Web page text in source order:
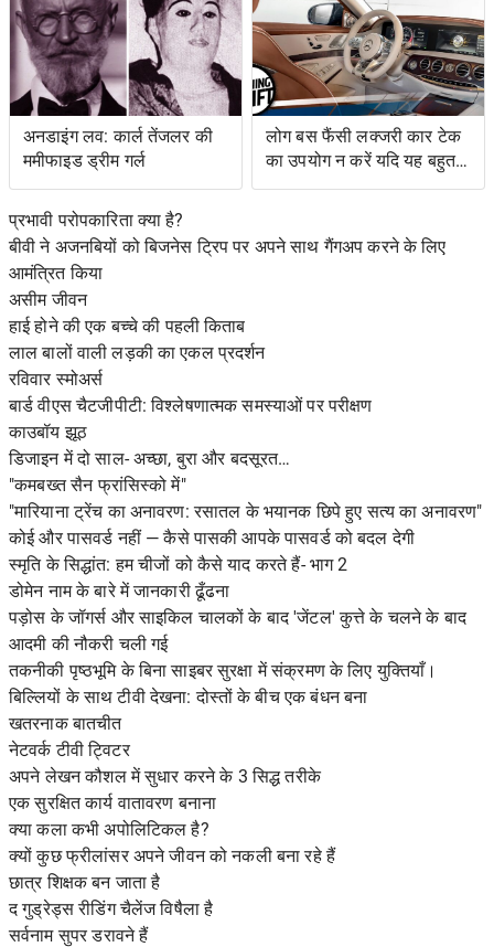
अनडाइंग लव: कार्ल तेंजलर की
ममीफाइड ड्रीम गर्ल
लोग बस फैंसी लक्जरी कार टेक
का उपयोग न करें यदि यह बहुत
जटिल है
प्रभावी परोपकारिता क्या है?
बीवी ने अजनबियों को बिजनेस ट्रिप पर अपने साथ गैंगअप करने के लिए
आमंत्रित किया
असीम जीवन
हाई होने की एक बच्चे की पहली किताब
लाल बालों वाली लड़की का एकल प्रदर्शन
रविवार स्मोअर्स
बार्ड वीएस चैटजीपीटी: विश्लेषणात्मक समस्याओं पर परीक्षण
काउबॉय झूठ
डिजाइन में दो साल- अच्छा, बुरा और बदसूरत…
"कमबख्त सैन फ्रांसिस्को में"
"मारियाना ट्रेंच का अनावरण: रसातल के भयानक छिपे हुए सत्य का अनावरण"
कोई और पासवर्ड नहीं — कैसे पासकी आपके पासवर्ड को बदल देगी
स्मृति के सिद्धांत: हम चीजों को कैसे याद करते हैं- भाग 2
डोमेन नाम के बारे में जानकारी ढूँढना
पड़ोस के जॉगर्स और साइकिल चालकों के बाद 'जेंटल' कुत्ते के चलने के बाद
आदमी की नौकरी चली गई
तकनीकी पृष्ठभूमि के बिना साइबर सुरक्षा में संक्रमण के लिए युक्तियाँ।
बिल्लियों के साथ टीवी देखना: दोस्तों के बीच एक बंधन बना
खतरनाक बातचीत
नेटवर्क टीवी ट्विटर
अपने लेखन कौशल में सुधार करने के 3 सिद्ध तरीके
एक सुरक्षित कार्य वातावरण बनाना
क्या कला कभी अपोलिटिकल है?
क्यों कुछ फ्रीलांसर अपने जीवन को नकली बना रहे हैं
छात्र शिक्षक बन जाता है
द गुड्रेड्स रीडिंग चैलेंज विषैला है
सर्वनाम सुपर डरावने हैं